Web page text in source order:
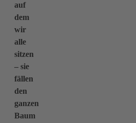
auf
dem
wir
alle
sitzen
– sie
fällen
den
ganzen
Baum